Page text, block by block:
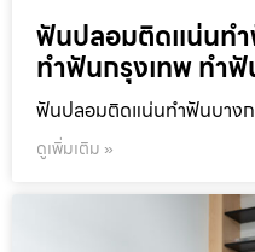
ฟันปลอมติดแน่นท
ทำฟันกรุงเทพ ทำ
ฟันปลอมติดแน่นทำฟันบาง
ดูเพิ่มเติม »